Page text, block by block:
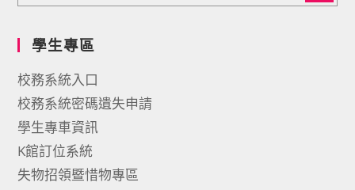
學生專區
校務系統入口
校務系統密碼遺失申請
學生專車資訊
K館訂位系統
失物招領暨惜物專區